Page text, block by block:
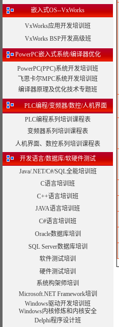
嵌入式OS--VxWorks
VxWorks应用开发培训班
VxWorks BSP开发高级班
PowerPC嵌入式系统/编译器优化
PowerPC(PPC)系统开发培训班
飞思卡尔MPC系统开发培训班
编译器原理及优化技术专题班
PLC编程/变频器/数控/人机界面
PLC编程系列培训课程表
变频器系列培训课程表
人机界面、数控系列培训课程表
开发语言/数据库/软硬件测试
Java/.NET/C#/SQL全能培训班
C语言培训班
C++语言培训班
JAVA语言培训班
C#语言培训班
Oracle数据库培训
SQL Server数据库培训
软件测试培训
硬件测试培训
系统构架师培训
Microsoft.NET Framework培训
Windows驱动开发培训班
Windows内核修炼和内核安全
Delphi程序设计班